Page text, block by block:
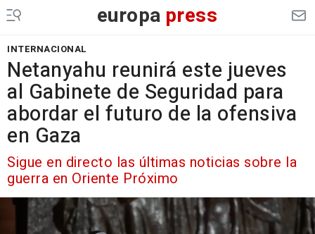
europa press
INTERNACIONAL
Netanyahu reunirá este jueves
al Gabinete de Seguridad para
abordar el futuro de la ofensiva
en Gaza
Sigue en directo las últimas noticias sobre la
guerra en Oriente Próximo